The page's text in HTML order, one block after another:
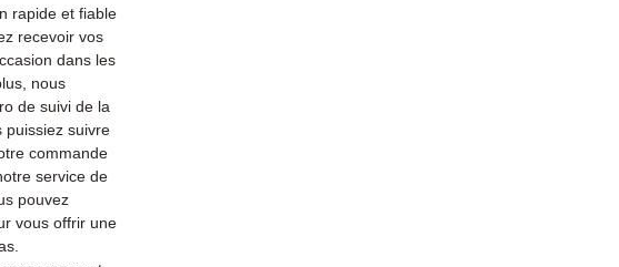
rapide et fiable
recevoir vos
dans les
nous
de suivi de la
puissiez suivre
commande
service de
pouvez
vous offrir une